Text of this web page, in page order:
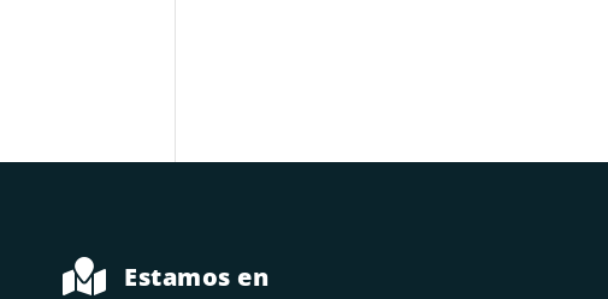
 Estamos en